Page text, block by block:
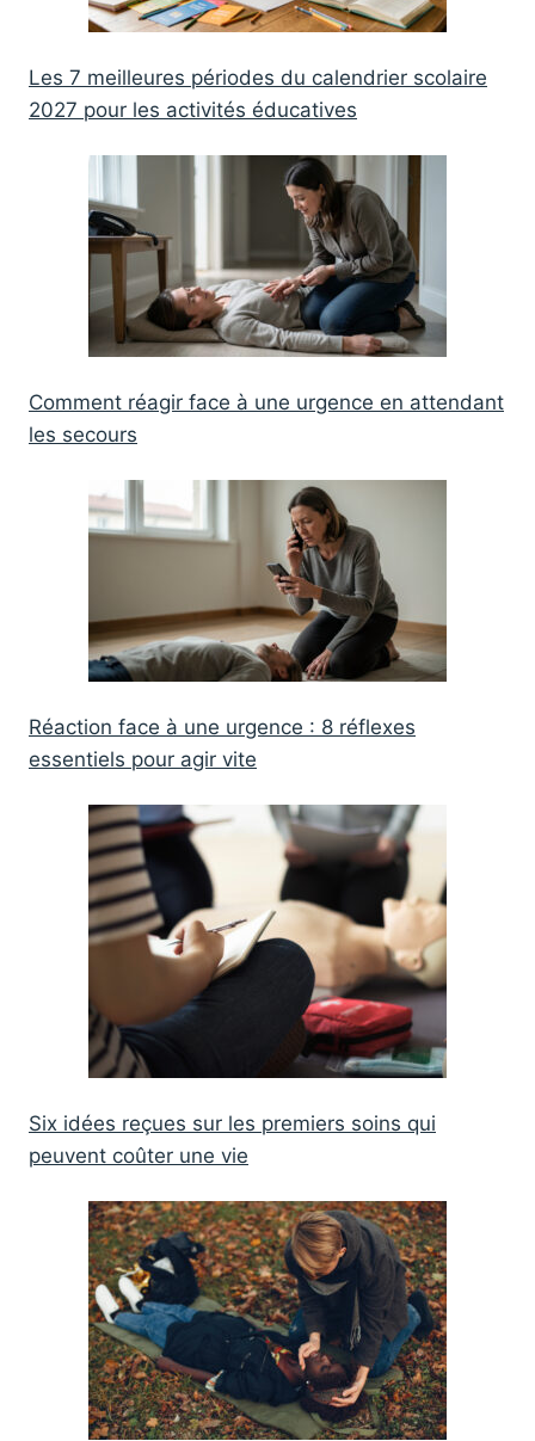
Les 7 meilleures périodes du calendrier scolaire
2027 pour les activités éducatives
Comment réagir face à une urgence en attendant
les secours
Réaction face à une urgence : 8 réflexes
essentiels pour agir vite
Six idées reçues sur les premiers soins qui
peuvent coûter une vie